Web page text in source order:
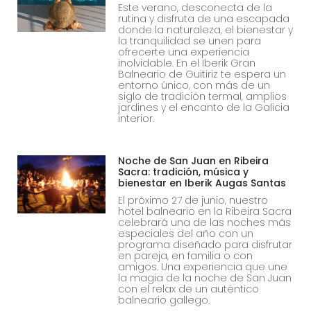
Este verano, desconecta de la
rutina y disfruta de una escapada
donde la naturaleza, el bienestar y
la tranquilidad se unen para
ofrecerte una experiencia
inolvidable. En el Iberik Gran
Balneario de Guitiriz te espera un
entorno único, con más de un
siglo de tradición termal, amplios
jardines y el encanto de la Galicia
interior.
Noche de San Juan en Ribeira
Sacra: tradición, música y
bienestar en Iberik Augas Santas
El próximo 27 de junio, nuestro
hotel balneario en la Ribeira Sacra
celebrará una de las noches más
especiales del año con un
programa diseñado para disfrutar
en pareja, en familia o con
amigos. Una experiencia que une
la magia de la noche de San Juan
con el relax de un auténtico
balneario gallego.